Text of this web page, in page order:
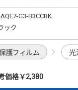
G3-B3CCBK
ック
護フィルム 光
価格￥2,380